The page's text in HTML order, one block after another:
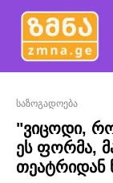
საზოგადოება
"ვიცოდი,
ეს ფორმა,
თეატრიდან